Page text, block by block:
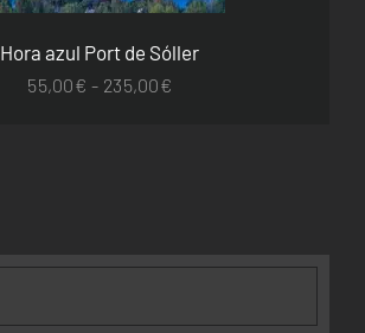
240,00€
MÚLTIPLES
LAS
OPCIONES
PRODUCTO
Hora azul Port de Sóller
55,00€ - 235,00€
235,00€